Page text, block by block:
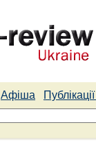
Афіша Публікації